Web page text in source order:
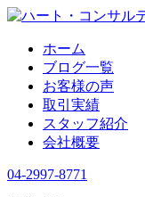
ホーム
ブログ一覧
お客様の声
取引実績
スタッフ紹介
会社概要
04-2997-8771